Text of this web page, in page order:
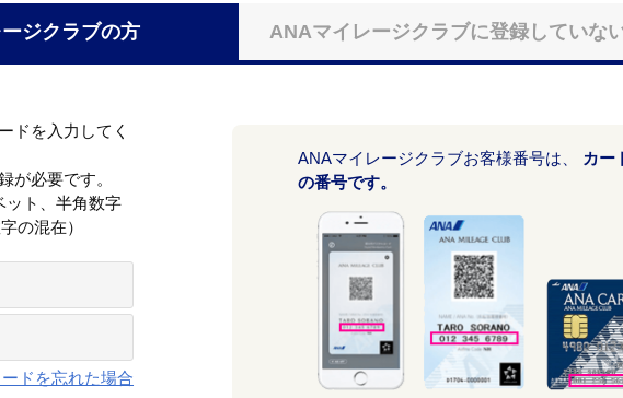
ジクラブの方 ANAマイレージクラブに登録していな
ドを入力してく
が必要です。
ト、半角数字
の混在）
ドを忘れた場合
ANAマイレージクラブお客様番号は、
カー
の番号です。